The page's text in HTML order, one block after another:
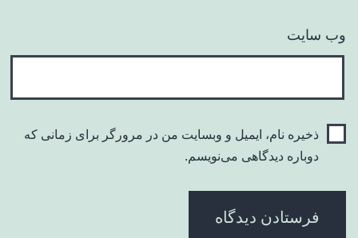
وب‌ سایت
ذخیره نام، ایمیل و وبسایت من در مرورگر برای زمانی که
دوباره دیدگاهی می‌نویسم.